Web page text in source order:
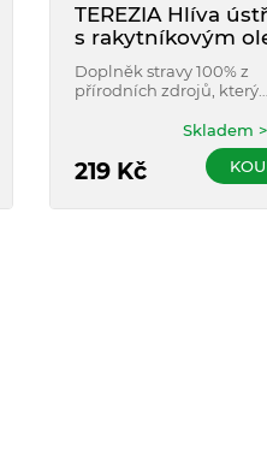
TEREZIA Hlíva
s rakytníkovým
a REISHI FORTE
Doplněk stravy 100% z
přírodních zdrojů, který
prospěšných hub a
řešetlákového. Reishi a
rakytník podporují
219Kč
Skladem